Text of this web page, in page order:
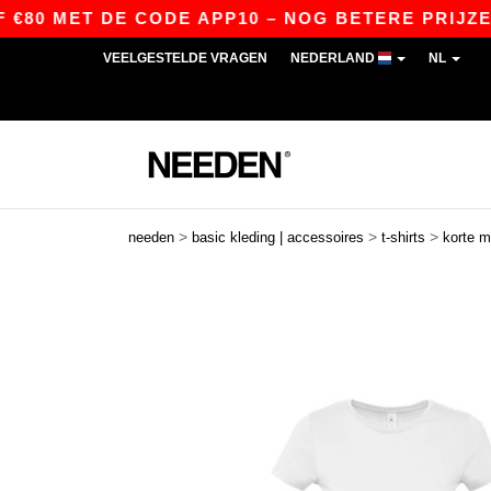
DE CODE APP10 – NOG BETERE PRIJZEN IN
VEELGESTELDE VRAGEN NEDERLAND NL
needen > basic kleding | accessoires > t-shirts > korte